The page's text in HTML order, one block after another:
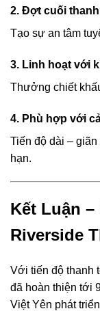
2. Đợt cuối
Tạo sự an tâm
3. Linh hoạt với
Thưởng chiết
4. Phù hợp với
Tiến độ dài –
hạn.
Kết Luận
Riverside
Với tiến độ thanh
đã hoàn thiện tới
Việt Yên phát